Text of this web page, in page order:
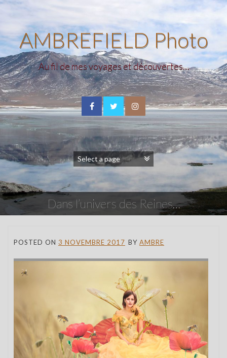
AMBREFIELD Photo
Au fil de mes voyages et découvertes…
Dans l’univers des Reines…
POSTED ON 3 NOVEMBRE 2017 BY AMBRE